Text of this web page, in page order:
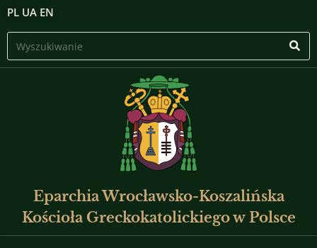
PL UA EN
Eparchia Wrocławsko-Koszalińska
Kościoła Greckokatolickiego w Polsce